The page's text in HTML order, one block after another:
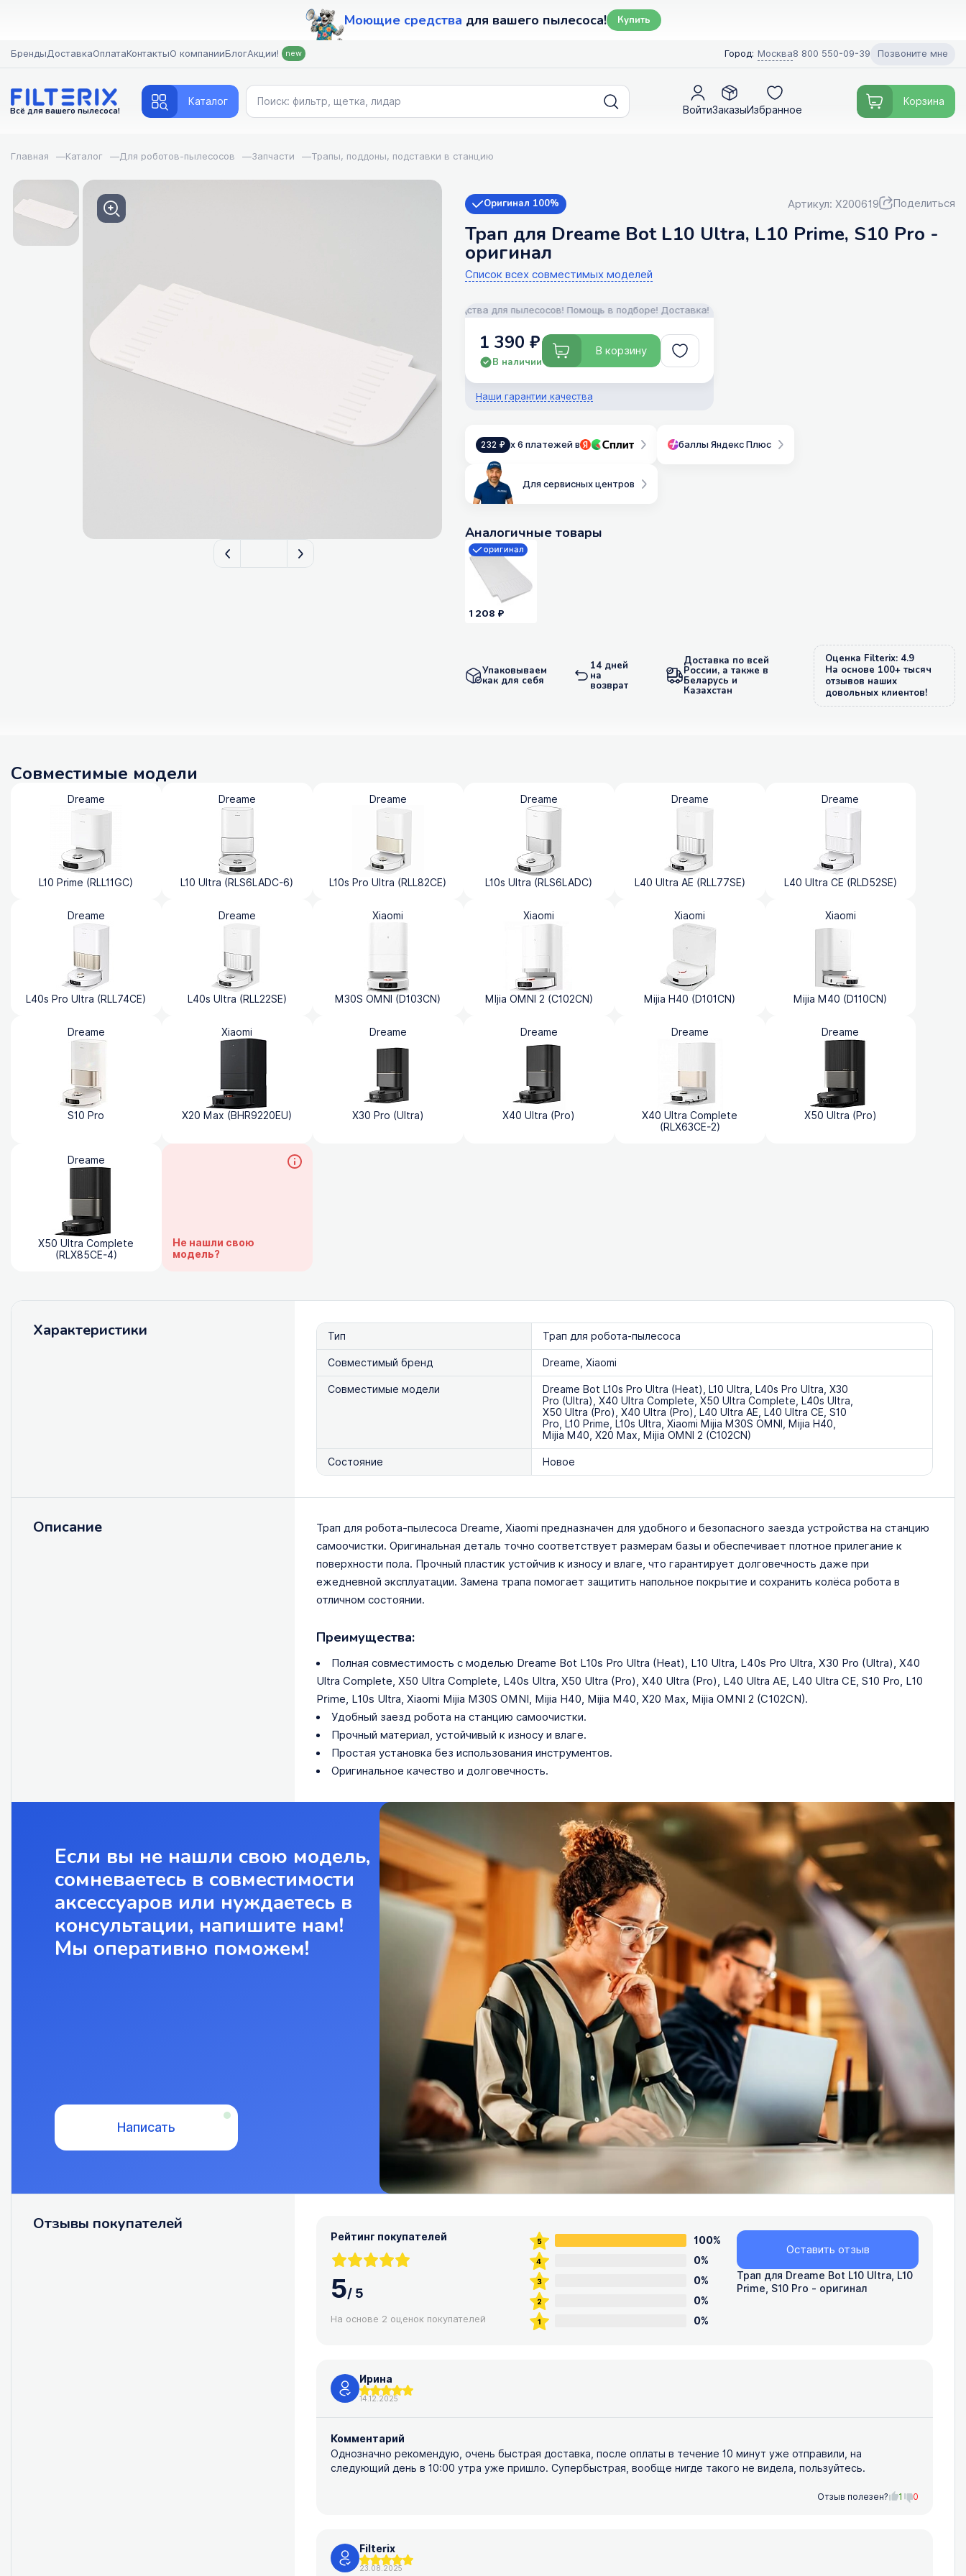
Моющие средства для вашего пылесоса! Купить
БрендыДоставкаОплатаКонтактыО компанииБлогАкции! new Город: Москва8 800 550-09-39 Позвоните мне
Всё для вашего пылесоса!
Каталог
ВойтиЗаказыИзбранное
Корзина
Главная —Каталог —Для роботов-пылесосов —Запчасти —Трапы, поддоны, подставки в станцию
Оригинал 100% Артикул: X200619 Поделиться
Трап для Dreame Bot L10 Ultra, L10 Prime, S10 Pro -
оригинал
Список всех совместимых моделей
FILTERIX — Запчасти, аксессуары и моющие средства для пылесосов! Помощь в подборе! Доставка! FILTERIX — Запчасти, аксессуары и моющие средства для
1 390 ₽
В наличии
В корзину
Наши гарантии качества
232 ₽ x 6 платежей в баллы Яндекс Плюс
Для сервисных центров
Аналогичные товары
1 208 ₽
Упаковываем
как для себя
14 дней
на
возврат
Доставка по всей
России, а также в
Беларусь и
Казахстан
Оценка Filterix: 4.9
На основе 100+ тысяч
отзывов наших
довольных клиентов!
Совместимые модели
Dreame
L10 Prime (RLL11GC)
Dreame
L10 Ultra (RLS6LADC-6)
Dreame
L10s Pro Ultra (RLL82CE)
Dreame
L10s Ultra (RLS6LADC)
Dreame
L40 Ultra AE (RLL77SE)
Dreame
L40 Ultra CE (RLD52SE)
Dreame
L40s Pro Ultra (RLL74CE)
Dreame
L40s Ultra (RLL22SE)
Xiaomi
M30S OMNI (D103CN)
Xiaomi
MIjia OMNI 2 (C102CN)
Xiaomi
Mijia H40 (D101CN)
Xiaomi
Mijia M40 (D110CN)
Dreame
S10 Pro
Xiaomi
X20 Max (BHR9220EU)
Dreame
X30 Pro (Ultra)
Dreame
X40 Ultra (Pro)
Dreame
X40 Ultra Complete
(RLX63CE-2)
Dreame
X50 Ultra (Pro)
Dreame
X50 Ultra Complete
(RLX85CE-4)
Не нашли свою
модель?
Характеристики Тип
Трап для робота-пылесоса
Совместимый бренд
Dreame, Xiaomi
Совместимые модели
Dreame Bot L10s Pro Ultra (Heat), L10 Ultra, L40s Pro Ultra, X30
Pro (Ultra), X40 Ultra Complete, X50 Ultra Complete, L40s Ultra,
X50 Ultra (Pro), X40 Ultra (Pro), L40 Ultra AE, L40 Ultra CE, S10
Pro, L10 Prime, L10s Ultra, Xiaomi Mijia M30S OMNI, Mijia H40,
Mijia M40, X20 Max, Mijia OMNI 2 (C102CN)
Состояние
Новое
Описание
Трап для робота-пылесоса Dreame, Xiaomi предназначен для удобного и безопасного заезда устройства на станцию
самоочистки. Оригинальная деталь точно соответствует размерам базы и обеспечивает плотное прилегание к
поверхности пола. Прочный пластик устойчив к износу и влаге, что гарантирует долговечность даже при
ежедневной эксплуатации. Замена трапа помогает защитить напольное покрытие и сохранить колёса робота в
отличном состоянии.
Преимущества:
Полная совместимость с моделью Dreame Bot L10s Pro Ultra (Heat), L10 Ultra, L40s Pro Ultra, X30 Pro (Ultra), X40
Ultra Complete, X50 Ultra Complete, L40s Ultra, X50 Ultra (Pro), X40 Ultra (Pro), L40 Ultra AE, L40 Ultra CE, S10 Pro, L10
Prime, L10s Ultra, Xiaomi Mijia M30S OMNI, Mijia H40, Mijia M40, X20 Max, Mijia OMNI 2 (C102CN).
Удобный заезд робота на станцию самоочистки.
Прочный материал, устойчивый к износу и влаге.
Простая установка без использования инструментов.
Оригинальное качество и долговечность.
Если вы не нашли свою модель,
сомневаетесь в совместимости
аксессуаров или нуждаетесь в
консультации, напишите нам!
Мы оперативно поможем!
Написать
Отзывы покупателей
Рейтинг покупателей
5/5
На основе 2 оценок покупателей
100%
0%
0%
0%
0%
Трап для Dreame Bot L10 Ultra, L10
Prime, S10 Pro - оригинал
Оставить отзыв
Ирина
14.12.2025
Комментарий
Однозначно рекомендую, очень быстрая доставка, после оплаты в течение 10 минут уже отправили, на
следующий день в 10:00 утра уже пришло. Супербыстрая, вообще нигде такого не видела, пользуйтесь.
Отзыв полезен? 1 0
Filterix
23.08.2025